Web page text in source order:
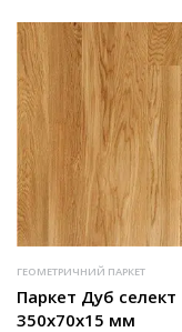
ГЕОМЕТРИЧНИЙ ПАРКЕТ
Паркет Дуб селект
350х70х15 мм